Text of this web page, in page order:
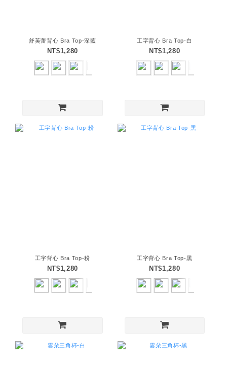
舒芙蕾背心 Bra Top-深藍
NT$1,280
工字背心 Bra Top-白
NT$1,280
工字背心 Bra Top-粉
NT$1,280
工字背心 Bra Top-黑
NT$1,280